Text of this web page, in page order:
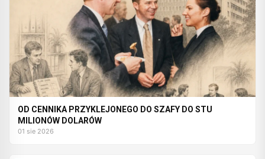
OD CENNIKA PRZYKLEJONEGO DO SZAFY DO STU
MILIONÓW DOLARÓW
01 sie 2026